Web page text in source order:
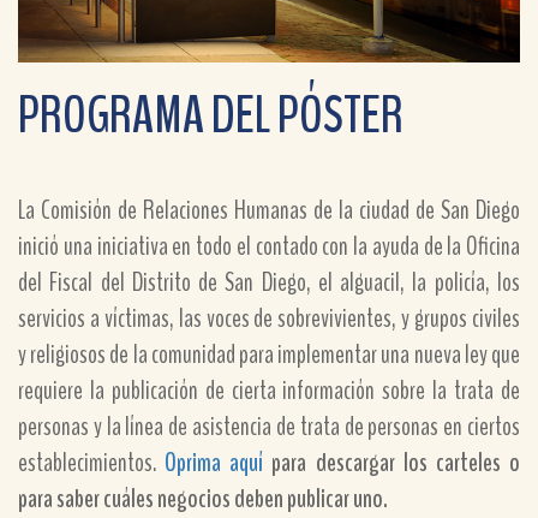
PROGRAMA DEL PÓSTER
La Comisión de Relaciones Humanas de la ciudad de San Diego
inició una iniciativa en todo el contado con la ayuda de la Oficina
del Fiscal del Distrito de San Diego, el alguacil, la policía, los
servicios a víctimas, las voces de sobrevivientes, y grupos civiles
y religiosos de la comunidad para implementar una nueva ley que
requiere la publicación de cierta información sobre la trata de
personas y la línea de asistencia de trata de personas en ciertos
establecimientos. Oprima aquí para descargar los carteles o
para saber cuáles negocios deben publicar uno.